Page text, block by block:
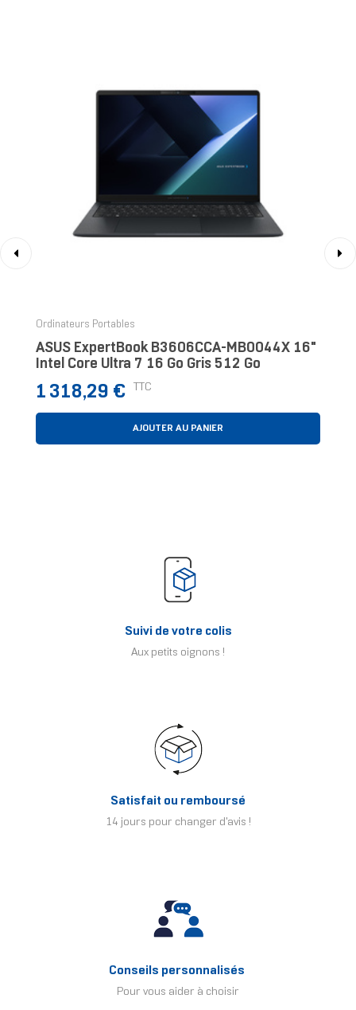
Ordinateurs Portables
ASUS ExpertBook B3606CCA-MB0044X 16"
Intel Core Ultra 7 16 Go Gris 512 Go
Prix
1 318,29 € TTC
AJOUTER AU PANIER
Suivi de votre colis
Aux petits oignons !
Satisfait ou remboursé
14 jours pour changer d'avis !
Conseils personnalisés
Pour vous aider à choisir